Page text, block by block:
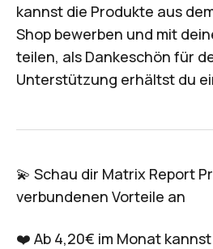
kannst die Produkte aus
Shop bewerben und mit
teilen, als Dankeschön für
Unterstützung erhältst du
💫 Schau dir Matrix Report
verbundenen Vorteile an
❤️ Ab 4,20€ im Monat